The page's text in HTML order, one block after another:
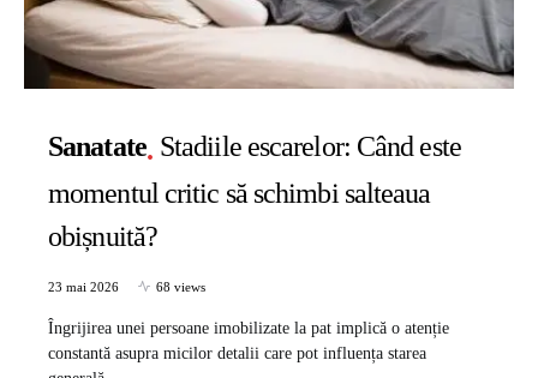
Sanatate Stadiile escarelor: Când este
momentul critic să schimbi salteaua
obișnuită?
23 mai 2026 68 views
Îngrijirea unei persoane imobilizate la pat implică o atenție
constantă asupra micilor detalii care pot influența starea